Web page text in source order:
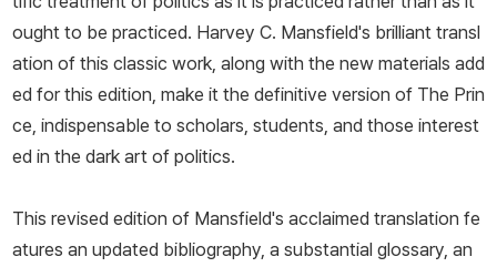
곡 『맨드레이크』가 베네치아에서 공연되어 칭송을 받았다. 이후 피렌
체의 양모 길드와 벌어진 무역 분쟁을 주재하는 사절로 베네치아에
파견되면서 복권을 노렸으나 메디치 군주정이 붕괴되고 공화정이 복
원되면서 그 뜻을 이루지 못하고 1527년 6월 사망하였다. 사망 후 산
타크로체 교회에 매장되었으며, 사후에 『로마사 논고』 『군주론』 『피
ought to be practiced. Harvey C. Mansfield's brilliant transl
ation of this classic work, along with the new materials add
ed for this edition, make it the definitive version of The Prin
ce, indispensable to scholars, students, and those interest
ed in the dark art of politics.
This revised edition of Mansfield's acclaimed translation fe
atures an updated bibliography, a substantial glossary, an